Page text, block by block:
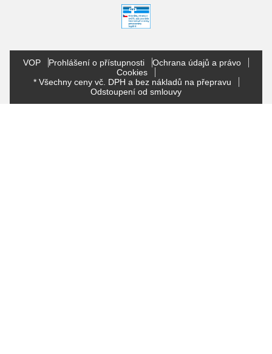
VOP Prohlášení o přístupnosti
Ochrana údajů a právo
Cookies
* Všechny ceny vč. DPH a bez nákladů na přepravu
Odstoupení od smlouvy